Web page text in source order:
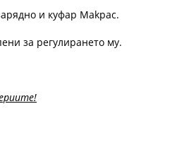
и куфар Makpac.
за регулирането му.